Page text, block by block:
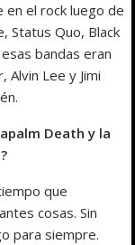
en el rock luego de
Status Quo, Black
bandas eran
Alvin Lee y Jimi
Death y la
que
cosas. Sin
para siempre.